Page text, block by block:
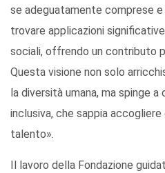
se adeguatamente comprese
trovare applicazioni
sociali, offrendo un contributo
Questa visione non solo
la diversità umana, ma spinge
inclusiva, che sappia
talento».
Il lavoro della Fondazione